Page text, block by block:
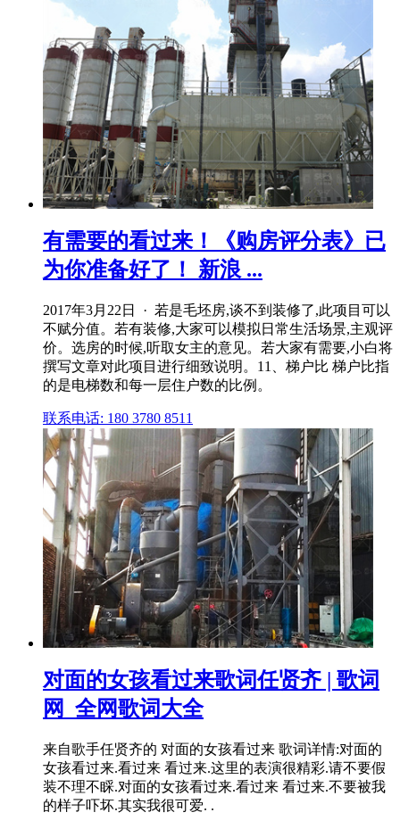
有需要的看过来！《购房评分表》已
为你准备好了！ 新浪 ...
2017年3月22日 · 若是毛坯房,谈不到装修了,此项目可以
不赋分值。若有装修,大家可以模拟日常生活场景,主观评
价。选房的时候,听取女主的意见。若大家有需要,小白将
撰写文章对此项目进行细致说明。11、梯户比 梯户比指
的是电梯数和每一层住户数的比例。
联系电话: 180 3780 8511
对面的女孩看过来歌词任贤齐 | 歌词
网_全网歌词大全
来自歌手任贤齐的 对面的女孩看过来 歌词详情:对面的
女孩看过来.看过来 看过来.这里的表演很精彩.请不要假
装不理不睬.对面的女孩看过来.看过来 看过来.不要被我
的样子吓坏.其实我很可爱. .